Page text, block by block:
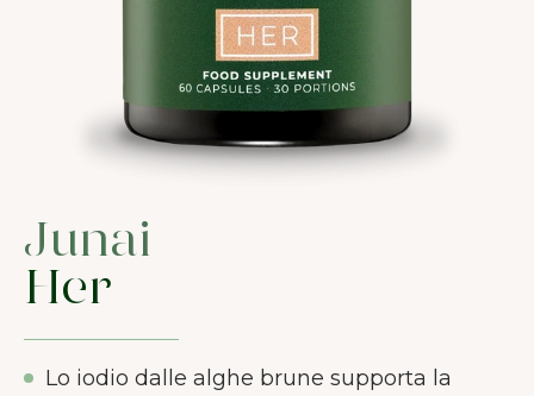
Junai
Her
Lo iodio dalle alghe brune supporta la